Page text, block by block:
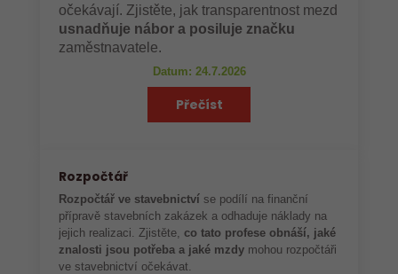
očekávají. Zjistěte, jak transparentnost mezd
usnadňuje nábor a posiluje značku
zaměstnavatele.
Datum: 24.7.2026
Přečíst
Rozpočtář
Rozpočtář ve stavebnictví se podílí na finanční
přípravě stavebních zakázek a odhaduje náklady na
jejich realizaci. Zjistěte,co tato profese obnáší, jaké
znalosti jsou potřeba a jaké mzdy mohou rozpočtáři
ve stavebnictví očekávat.